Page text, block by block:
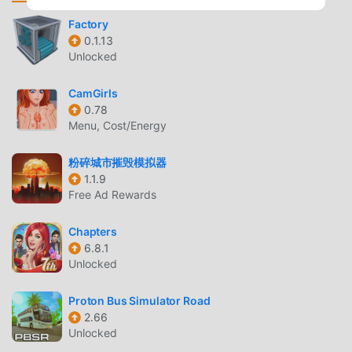
or inquiries EA may retire online features after 30 days'
notice posted on www.ea.com/service-updates. Do Not
Sell My Personal Information:
https://tos.ea.com/legalapp/WEBPRIVACYCA/US/en/PC/ By
installation of any game updates or upgrades released
through your platform. You can turn off automatic updates
app, you may experience reduced functionality. Some
updates and upgrades may change the way we record
usage data and metrics, or change data stored on your
Privacy and Cookie Policy. You can withdraw your consent
at any time by removing or disabling this app, visiting
help.ea.com for assistance, or by contacting us at ATTN:
Privacy / Mobile Consent Withdrawal, Electronic Arts Inc.,
209 Redwood Shores Pkwy, Redwood City, CA, USA.
Factory
0.1.13
Unlocked
CamGirls
0.78
Menu, Cost/Energy
粉碎城市摧毁模拟器
1.1.9
Free Ad Rewards
Chapters
6.8.1
Unlocked
Proton Bus Simulator Road
2.66
Unlocked